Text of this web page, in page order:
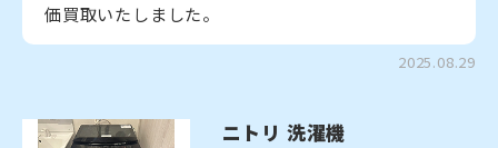
価買取いたしました。
2025.08.29
ニトリ 洗濯機